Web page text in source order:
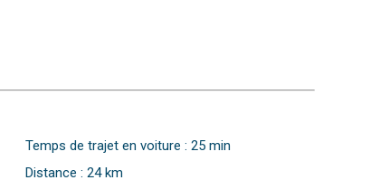
Temps de trajet en voiture : 25 min
Distance : 24 km